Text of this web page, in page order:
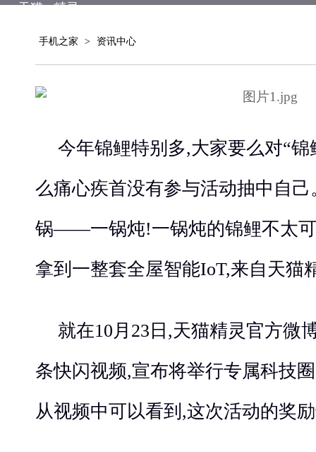
天猫 精灵
手机之家 > 资讯中心
今年锦鲤特别多,大家要么对“
么痛心疾首没有参与活动抽中自
锅——一锅炖!一锅炖的锦鲤不太
拿到一整套全屋智能IoT,来自天猫
就在10月23日,天猫精灵官方微
条快闪视频,宣布将举行专属科技
从视频中可以看到,这次活动的奖